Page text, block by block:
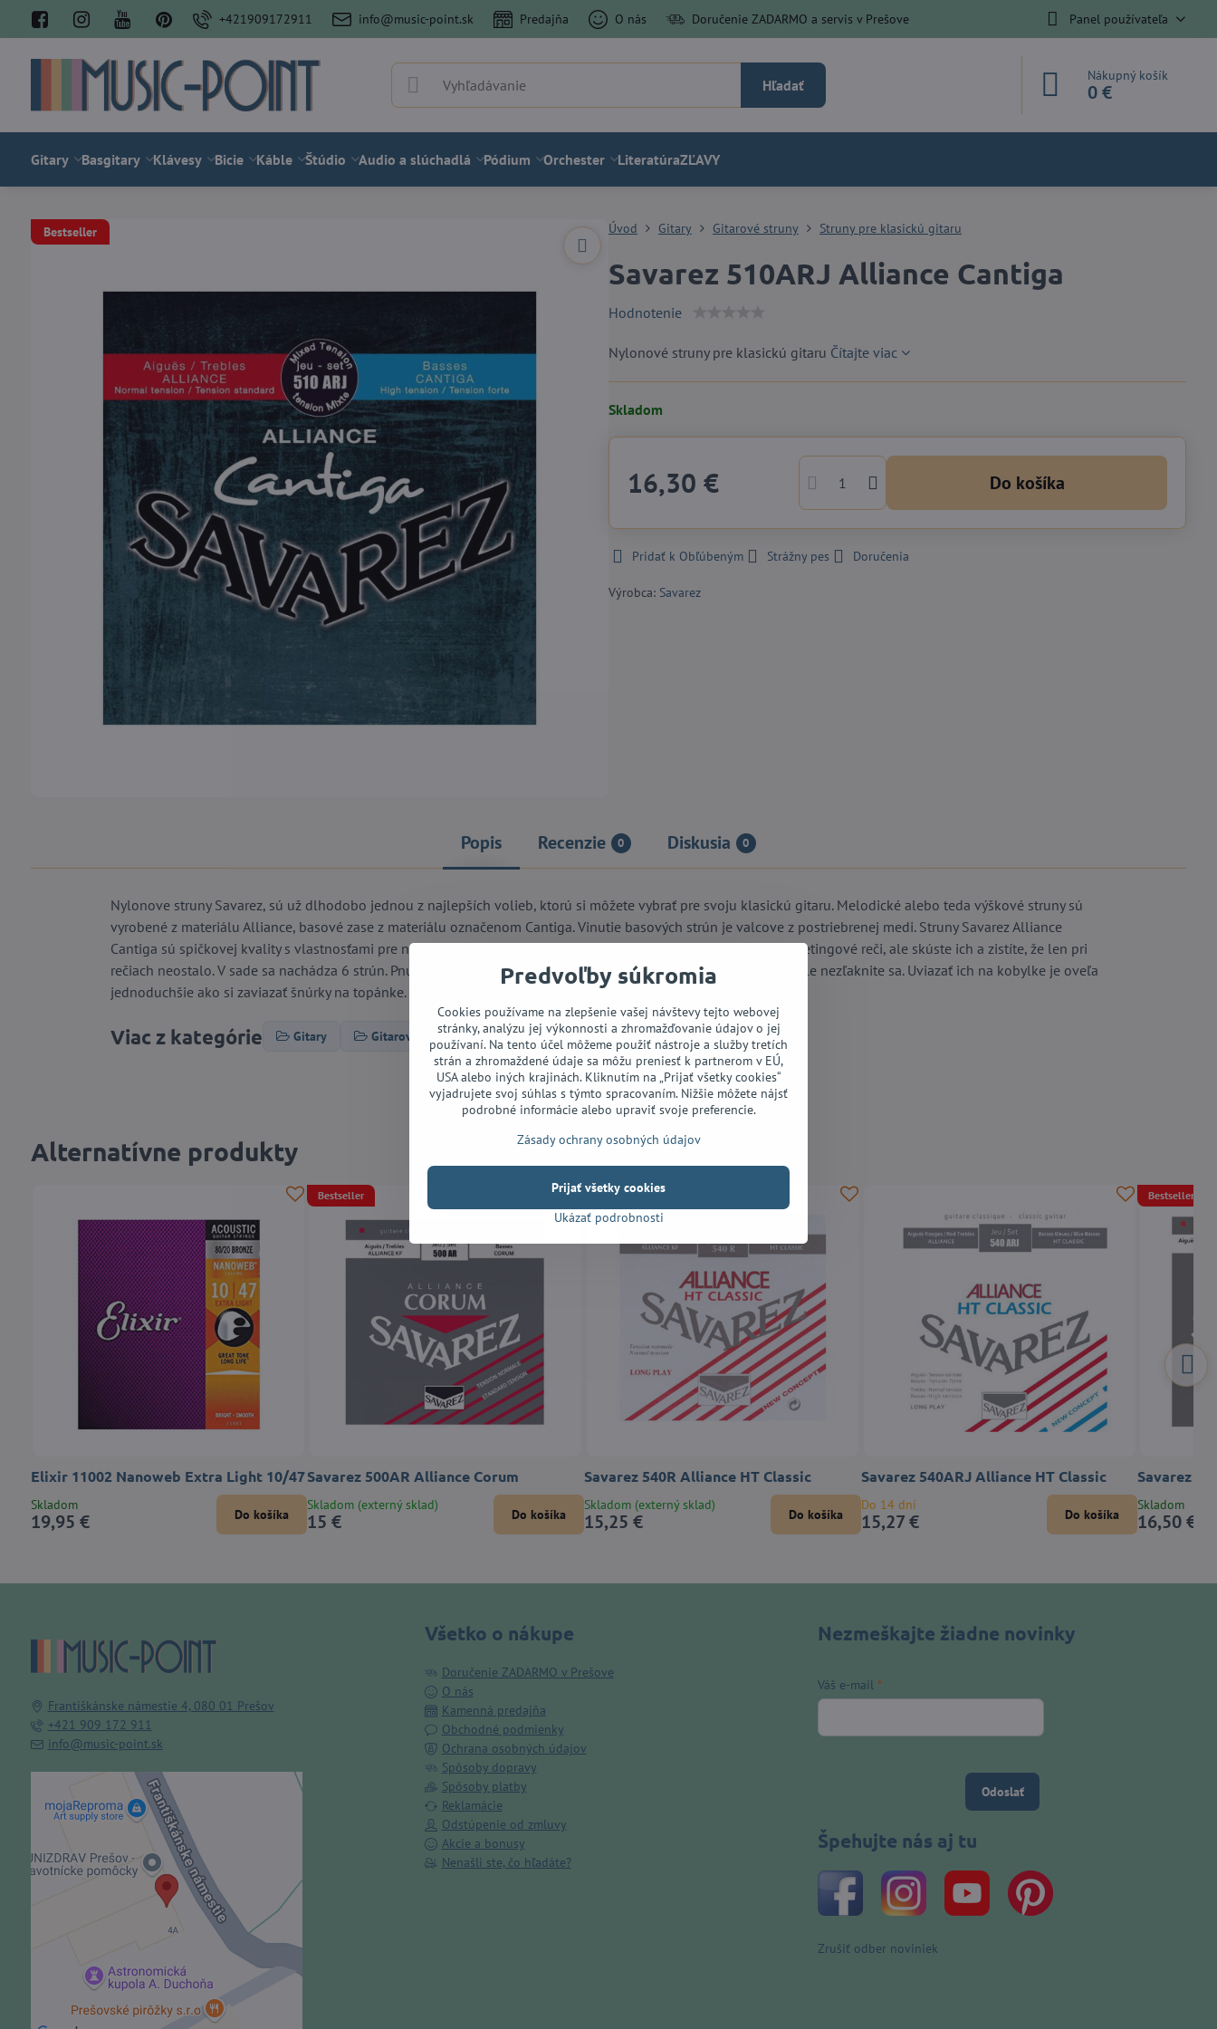
+421909172911 info@music-point.sk Predajňa O nás Doručenie ZADARMO a servis v Prešove Panel používateľa
Hľadať
Nákupný košík
0 €
Gitary Basgitary Klávesy Bicie Káble Štúdio Audio a slúchadlá Pódium Orchester LiteratúraZĽAVY
Bestseller Úvod Gitary Gitarové struny Struny pre klasickú gitaru
Savarez 510ARJ Alliance Cantiga
Hodnotenie
Nylonové struny pre klasickú gitaru Čítajte viac
Skladom
16,30 € Do košíka
Pridať k Obľúbeným Strážny pes Doručenia
Výrobca: Savarez
Popis Recenzie 0 Diskusia 0
Nylonove struny Savarez, sú už dlhodobo jednou z najlepších volieb, ktorú si môžete vybrať pre svoju klasickú gitaru. Melodické alebo teda výškové struny sú
vyrobené z materiálu Alliance, basové zase z materiálu označenom Cantiga. Vinutie basových strún je valcove z postriebrenej medi. Struny Savarez Alliance
Cantiga sú spičkovej kvality s vlastnosťami pre najlepší možný pôžitok z hry. Teraz asi krútite hlavou, že aké marketingové reči, ale skúste ich a zistíte, že len pri
rečiach neostalo. V sade sa nachádza 6 strún. Pnutie: mix - výšky stredné/basy vysoké. Struny majú voľný koniec, ale nezľaknite sa. Uviazať ich na kobylke je oveľa
jednoduchšie ako si zaviazať šnúrky na topánke. Vyrobené vo Francúzsku.
Viac z kategórie Gitary Gitarové struny Struny pre klasickú gitaru
FacebookTwitterBlueskyPinterestRedditLinkedInWhatsApp
E-
mail
Alternatívne produkty
Elixir 11002 Nanoweb Extra Light 10/47
Skladom
19,95 € Do košíka
Bestseller
Savarez 500AR Alliance Corum
Skladom (externý sklad)
15 € Do košíka
Savarez 540R Alliance HT Classic
Skladom (externý sklad)
15,25 € Do košíka
Savarez 540ARJ Alliance HT Classic
Do 14 dní
15,27 € Do košíka
Bestseller
Savarez
Skladom
16,50 €
Františkánske námestie 4, 080 01 Prešov
+421 909 172 911
info@music-point.sk
Externý obsah je blokovaný
Voľbami súkromia
Prajete si načítať externý obsah?
Povoliť tentokrát
Povoliť a zapamätať - súhlas s
druhom cookie: Funkčné
Všetko o nákupe
Doručenie ZADARMO v Prešove
O nás
Kamenná predajňa
Obchodné podmienky
Ochrana osobných údajov
Spôsoby dopravy
Spôsoby platby
Reklamácie
Odstúpenie od zmluvy
Akcie a bonusy
Nenašli ste, čo hľadáte?
Nezmeškajte žiadne novinky
Váš e-mail*
Odoslať
Špehujte nás aj tu
Zrušiť odber noviniek
Predvoľby súkromia
Cookies používame na zlepšenie vašej návštevy tejto webovej
stránky, analýzu jej výkonnosti a zhromažďovanie údajov o jej
používaní. Na tento účel môžeme použiť nástroje a služby tretích
strán a zhromaždené údaje sa môžu preniesť k partnerom v EÚ,
USA alebo iných krajinách. Kliknutím na „Prijať všetky cookies“
vyjadrujete svoj súhlas s týmto spracovaním. Nižšie môžete nájsť
podrobné informácie alebo upraviť svoje preferencie.
Zásady ochrany osobných údajov
Ukázať podrobnosti
Prijať všetky cookies